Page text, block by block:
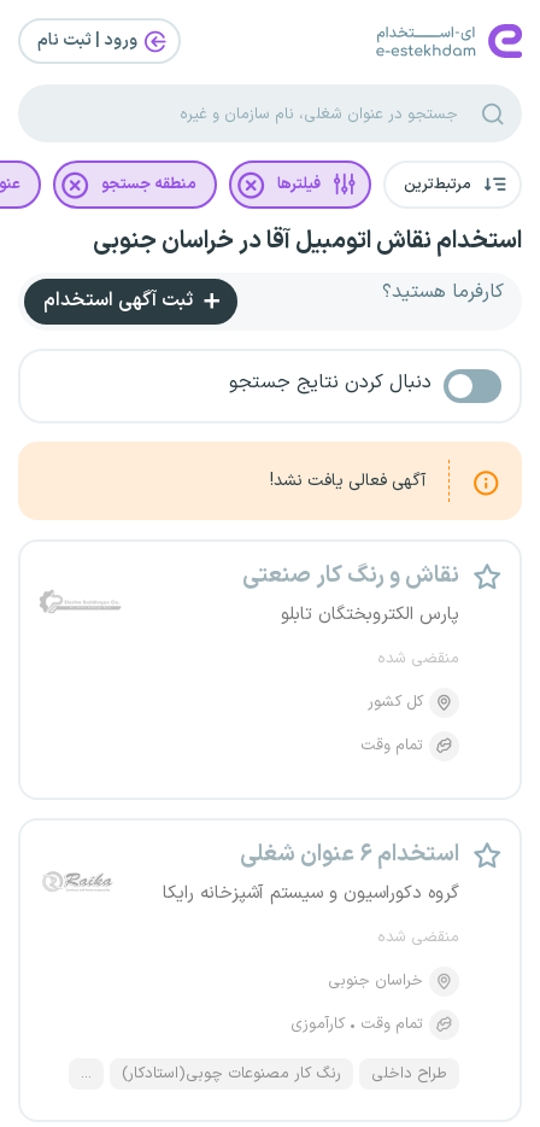
ورود | ثبت‌ نام
مرتبط‌ترین فیلترها منطقه جستجو
استخدام نقاش اتومبیل آقا در خراسان جنوبی
کارفرما هستید؟ ثبت آگهی استخدام
دنبال کردن نتایج جستجو
آگهی فعالی یافت نشد!
نقاش و رنگ کار صنعتی
پارس الکتروبختگان تابلو
منقضی شده
کل کشور
تمام وقت
استخدام ۶ عنوان شغلی
گروه دکوراسیون و سیستم آشپزخانه رایکا
منقضی شده
خراسان جنوبی
تمام وقت
کارآموزی
طراح داخلی رنگ کار مصنوعات چوبی(استادکار) ...